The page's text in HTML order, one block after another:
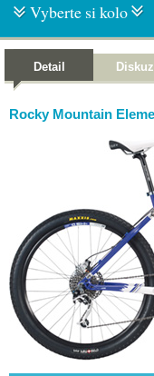
Vyberte si kolo
Detail
Rocky Mountain